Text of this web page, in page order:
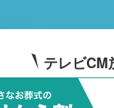
テレビCM